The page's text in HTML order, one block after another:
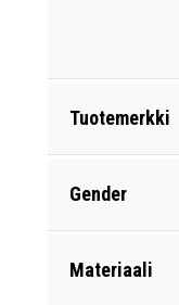
Tuotemerkki
Gender
Materiaali